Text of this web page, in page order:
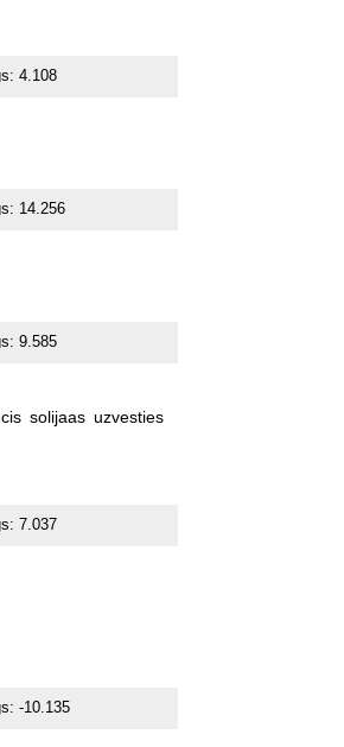
4.108
14.256
9.585
solijaas uzvesties
7.037
-10.135